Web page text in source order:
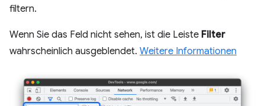
filtern.
Wenn Sie das Feld nicht sehen, ist die Leiste Filter
wahrscheinlich ausgeblendet. Weitere Informationen